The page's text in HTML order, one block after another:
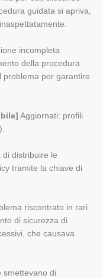
guidata si apriva,
incompleta
della procedura
problema per garantire
Aggiornati: profili
di distribuire le
tramite la chiave di
riscontrato in rari
di sicurezza di
che causava
smettevano di